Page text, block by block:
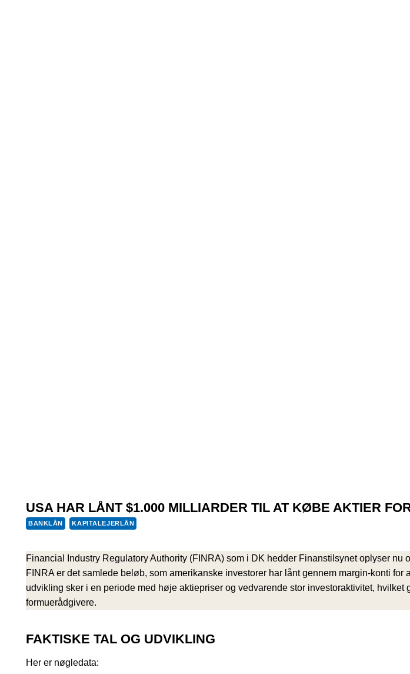
USA HAR LÅNT $1.000 MILLIARDER TIL AT KØBE AKTIER
BANKLÅN KAPITALEJERLÅN
Financial Industry Regulatory Authority (FINRA) som i DK hedder Finanstilsynet oplyser
FINRA er det samlede beløb, som amerikanske investorer har lånt gennem margin-konti
udvikling sker i en periode med høje aktiepriser og vedvarende stor investoraktivitet,
formuerådgivere.
FAKTISKE TAL OG UDVIKLING
Her er nøgledata: